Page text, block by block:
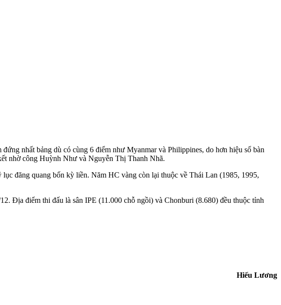
nhất bảng dù có cùng 6 điểm như Myanmar và Philippines, do hơn hiệu số bàn
nhờ công Huỳnh Như và Nguyễn Thị Thanh Nhã.
đăng quang bốn kỳ liền. Năm HC vàng còn lại thuộc về Thái Lan (1985, 1995,
Địa điểm thi đấu là sân IPE (11.000 chỗ ngồi) và Chonburi (8.680) đều thuộc tỉnh
Hiếu Lương